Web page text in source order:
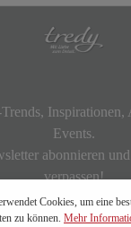
Trends,
Events.
abonnieren
verpassen!
Cookies, um eine
zu können. Mehr